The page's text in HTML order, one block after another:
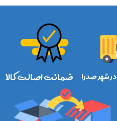
شهر صدرا ضمانت اصالت کالا